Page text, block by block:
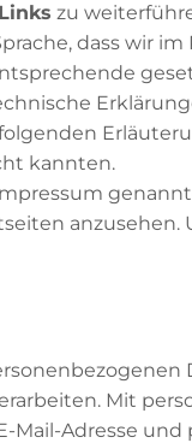
Links zu
dass wir
kannten.
Mit
Mail-Adresse